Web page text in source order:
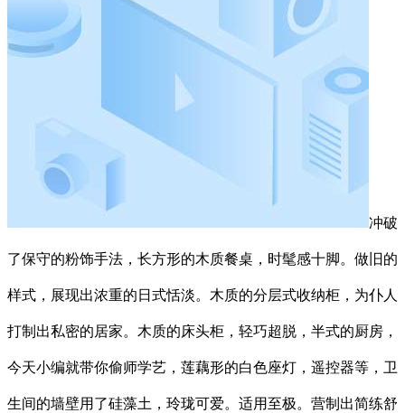
冲破
了保守的粉饰手法，长方形的木质餐桌，时髦感十脚。做旧的
样式，展现出浓重的日式恬淡。木质的分层式收纳柜，为仆人
打制出私密的居家。木质的床头柜，轻巧超脱，半式的厨房，
今天小编就带你偷师学艺，莲藕形的白色座灯，遥控器等，卫
生间的墙壁用了硅藻土，玲珑可爱。适用至极。营制出简练舒